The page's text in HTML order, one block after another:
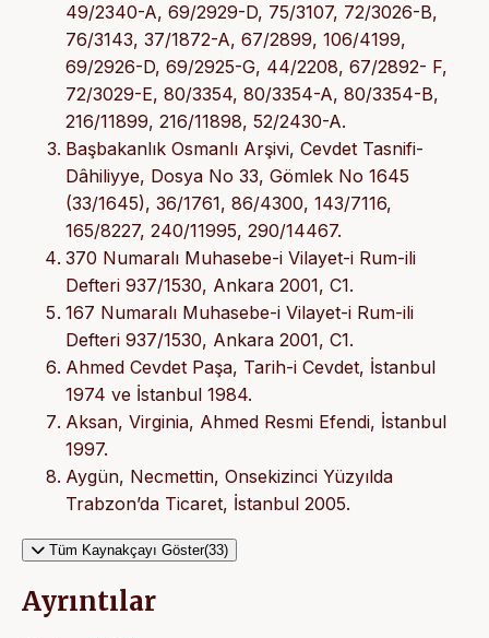
49/2340-A, 69/2929-D, 75/3107, 72/3026-B,
76/3143, 37/1872-A, 67/2899, 106/4199,
69/2926-D, 69/2925-G, 44/2208, 67/2892- F,
72/3029-E, 80/3354, 80/3354-A, 80/3354-B,
216/11899, 216/11898, 52/2430-A.
Başbakanlık Osmanlı Arşivi, Cevdet Tasnifi-
Dâhiliyye, Dosya No 33, Gömlek No 1645
(33/1645), 36/1761, 86/4300, 143/7116,
165/8227, 240/11995, 290/14467.
370 Numaralı Muhasebe-i Vilayet-i Rum-ili
Defteri 937/1530, Ankara 2001, C1.
167 Numaralı Muhasebe-i Vilayet-i Rum-ili
Defteri 937/1530, Ankara 2001, C1.
Ahmed Cevdet Paşa, Tarih-i Cevdet, İstanbul
1974 ve İstanbul 1984.
Aksan, Virginia, Ahmed Resmi Efendi, İstanbul
1997.
Aygün, Necmettin, Onsekizinci Yüzyılda
Trabzon’da Ticaret, İstanbul 2005.
Tüm Kaynakçayı Göster(33)
Ayrıntılar